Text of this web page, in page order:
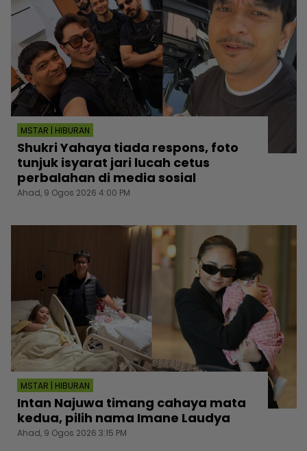
MSTAR | HIBURAN
Shukri Yahaya tiada respons, foto
tunjuk isyarat jari lucah cetus
perbalahan di media sosial
Ahad, 9 Ogos 2026 4:00 PM
MSTAR | HIBURAN
Intan Najuwa timang cahaya mata
kedua, pilih nama Imane Laudya
Ahad, 9 Ogos 2026 3:15 PM